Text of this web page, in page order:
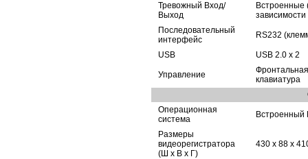
Тревожный Вход/
Выход
Встроенные
Последовательный
интерфейс
RS232
USB USB 2.0 x 2
Управление
клавиатура
Операционная
система
Встроенный
Размеры
видеорегистратора
(Ш х В х Г)
430 х 88 х